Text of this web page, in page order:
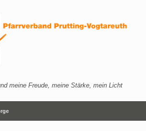
meine Freude, meine Stärke, mein Licht